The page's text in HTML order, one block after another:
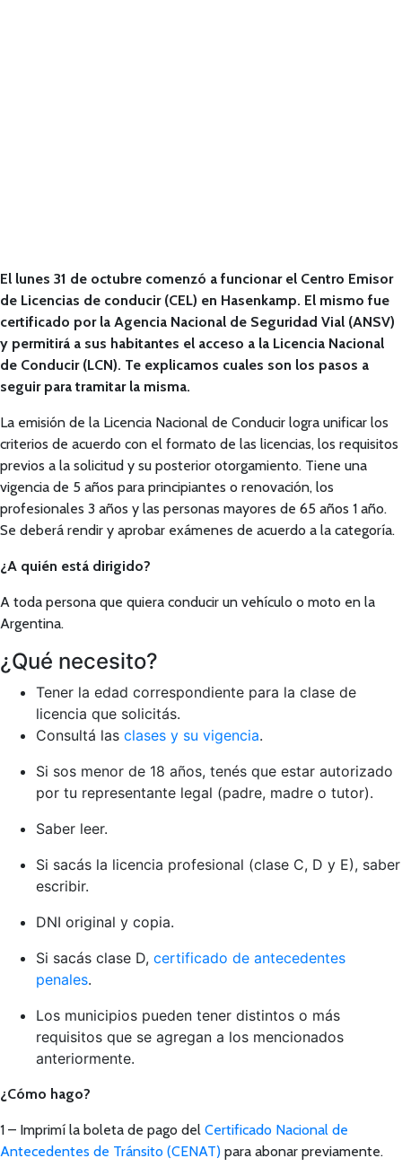
El lunes 31 de octubre comenzó a funcionar el Centro Emisor
de Licencias de conducir (CEL) en Hasenkamp. El mismo fue
certificado por la Agencia Nacional de Seguridad Vial (ANSV)
y permitirá a sus habitantes el acceso a la Licencia Nacional
de Conducir (LCN). Te explicamos cuales son los pasos a
seguir para tramitar la misma.
La emisión de la Licencia Nacional de Conducir logra unificar los
criterios de acuerdo con el formato de las licencias, los requisitos
previos a la solicitud y su posterior otorgamiento. Tiene una
vigencia de 5 años para principiantes o renovación, los
profesionales 3 años y las personas mayores de 65 años 1 año.
Se deberá rendir y aprobar exámenes de acuerdo a la categoría.
¿A quién está dirigido?
A toda persona que quiera conducir un vehículo o moto en la
Argentina.
¿Qué necesito?
Tener la edad correspondiente para la clase de
licencia que solicitás.
Consultá las clases y su vigencia.
Si sos menor de 18 años, tenés que estar autorizado
por tu representante legal (padre, madre o tutor).
Saber leer.
Si sacás la licencia profesional (clase C, D y E), saber
escribir.
DNI original y copia.
Si sacás clase D, certificado de antecedentes
penales.
Los municipios pueden tener distintos o más
requisitos que se agregan a los mencionados
anteriormente.
¿Cómo hago?
1 – Imprimí la boleta de pago del Certificado Nacional de
Antecedentes de Tránsito (CENAT) para abonar previamente.